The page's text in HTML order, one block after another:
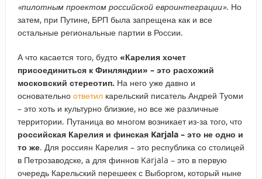
«пилотным проектом российской евроинтеграции». Но
затем, при Путине, БРП была запрещена как и все
остальные региональные партии в России.
А что касается того, будто «Карелия хочет
присоединиться к Финляндии» – это расхожий
московский стереотип. На него уже давно и
основательно ответилкарельский писатель Андрей Туоми
– это хоть и культурно близкие, но все же различные
территории. Путаница во многом возникает из-за того, что
российская Карелия и финская Karjala – это не одно и
то же. Для россиян Карелия – это республика со столицей
в Петрозаводске, а для финнов Karjala – это в первую
очередь Карельский перешеек с Выборгом, который ныне